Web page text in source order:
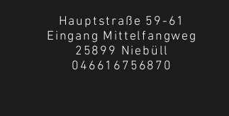
Hauptstraße 59-61
Eingang Mittelfangweg
25899 Niebüll
046616756870